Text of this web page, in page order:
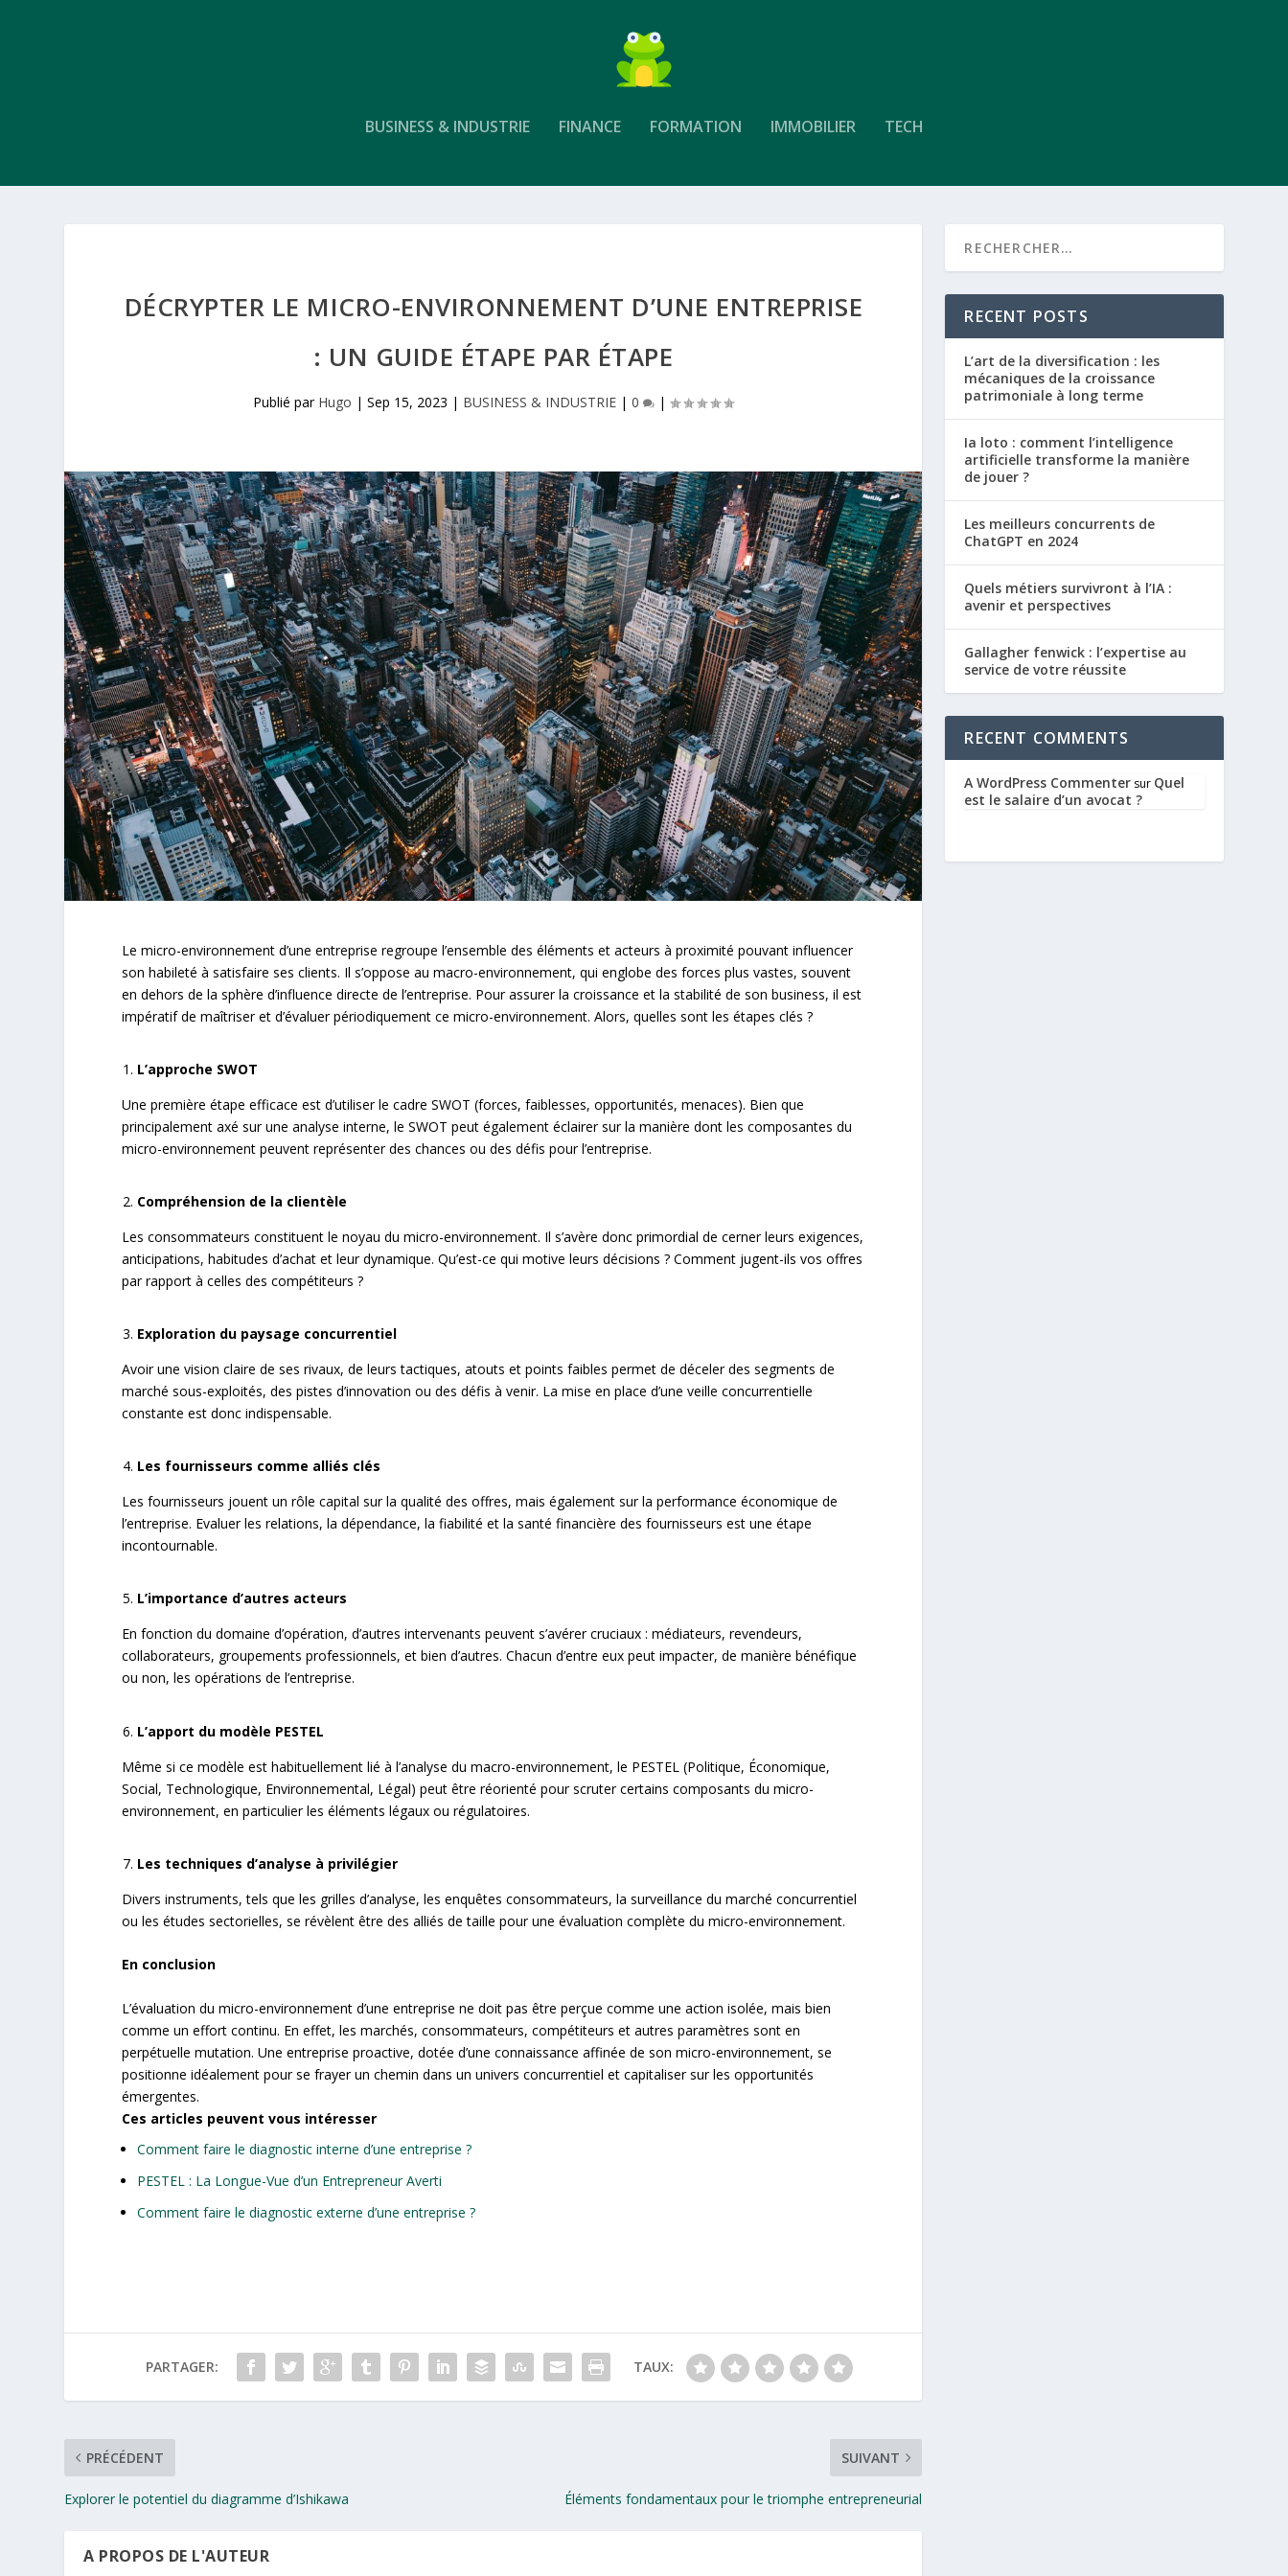
BUSINESS & INDUSTRIE FINANCE FORMATION IMMOBILIER TECH
DÉCRYPTER LE MICRO-ENVIRONNEMENT D’UNE ENTREPRISE
: UN GUIDE ÉTAPE PAR ÉTAPE
Publié par Hugo |Sep 15, 2023 | BUSINESS & INDUSTRIE |0 |
Le micro-environnement d’une entreprise regroupe l’ensemble des éléments et acteurs à proximité pouvant influencer
son habileté à satisfaire ses clients. Il s’oppose au macro-environnement, qui englobe des forces plus vastes, souvent
en dehors de la sphère d’influence directe de l’entreprise. Pour assurer la croissance et la stabilité de son business, il est
impératif de maîtriser et d’évaluer périodiquement ce micro-environnement. Alors, quelles sont les étapes clés ?
L’approche SWOT
Une première étape efficace est d’utiliser le cadre SWOT (forces, faiblesses, opportunités, menaces). Bien que
principalement axé sur une analyse interne, le SWOT peut également éclairer sur la manière dont les composantes du
micro-environnement peuvent représenter des chances ou des défis pour l’entreprise.
Compréhension de la clientèle
Les consommateurs constituent le noyau du micro-environnement. Il s’avère donc primordial de cerner leurs exigences,
anticipations, habitudes d’achat et leur dynamique. Qu’est-ce qui motive leurs décisions ? Comment jugent-ils vos offres
par rapport à celles des compétiteurs ?
Exploration du paysage concurrentiel
Avoir une vision claire de ses rivaux, de leurs tactiques, atouts et points faibles permet de déceler des segments de
marché sous-exploités, des pistes d’innovation ou des défis à venir. La mise en place d’une veille concurrentielle
constante est donc indispensable.
Les fournisseurs comme alliés clés
Les fournisseurs jouent un rôle capital sur la qualité des offres, mais également sur la performance économique de
l’entreprise. Evaluer les relations, la dépendance, la fiabilité et la santé financière des fournisseurs est une étape
incontournable.
L’importance d’autres acteurs
En fonction du domaine d’opération, d’autres intervenants peuvent s’avérer cruciaux : médiateurs, revendeurs,
collaborateurs, groupements professionnels, et bien d’autres. Chacun d’entre eux peut impacter, de manière bénéfique
ou non, les opérations de l’entreprise.
L’apport du modèle PESTEL
Même si ce modèle est habituellement lié à l’analyse du macro-environnement, le PESTEL (Politique, Économique,
Social, Technologique, Environnemental, Légal) peut être réorienté pour scruter certains composants du micro-
environnement, en particulier les éléments légaux ou régulatoires.
Les techniques d’analyse à privilégier
Divers instruments, tels que les grilles d’analyse, les enquêtes consommateurs, la surveillance du marché concurrentiel
ou les études sectorielles, se révèlent être des alliés de taille pour une évaluation complète du micro-environnement.
En conclusion
L’évaluation du micro-environnement d’une entreprise ne doit pas être perçue comme une action isolée, mais bien
comme un effort continu. En effet, les marchés, consommateurs, compétiteurs et autres paramètres sont en
perpétuelle mutation. Une entreprise proactive, dotée d’une connaissance affinée de son micro-environnement, se
positionne idéalement pour se frayer un chemin dans un univers concurrentiel et capitaliser sur les opportunités
émergentes.
Ces articles peuvent vous intéresser
Comment faire le diagnostic interne d’une entreprise ?
PESTEL : La Longue-Vue d’un Entrepreneur Averti
Comment faire le diagnostic externe d’une entreprise ?
PARTAGER: TAUX:
PRÉCÉDENT
Explorer le potentiel du diagramme d’Ishikawa
SUIVANT
Éléments fondamentaux pour le triomphe entrepreneurial
A PROPOS DE L'AUTEUR
RECENT POSTS
L’art de la diversification : les
mécaniques de la croissance
patrimoniale à long terme
Ia loto : comment l’intelligence
artificielle transforme la manière
de jouer ?
Les meilleurs concurrents de
ChatGPT en 2024
Quels métiers survivront à l’IA :
avenir et perspectives
Gallagher fenwick : l’expertise au
service de votre réussite
RECENT COMMENTS
A WordPress Commenter sur Quel
est le salaire d’un avocat ?